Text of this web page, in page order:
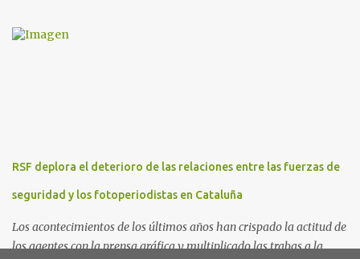
planificó en verano esta convocatoria como reacción a los
anticorrupción de los estados español y helvético ya están
investigando supuestos delitos de «cohecho internacional y
RSF deplora el deterioro de las relaciones entre las fuerzas de
seguridad y los fotoperiodistas en Cataluña
Los acontecimientos de los últimos años han crispado la actitud de
los agentes con la prensa gráfica y multiplicado las trabas a la